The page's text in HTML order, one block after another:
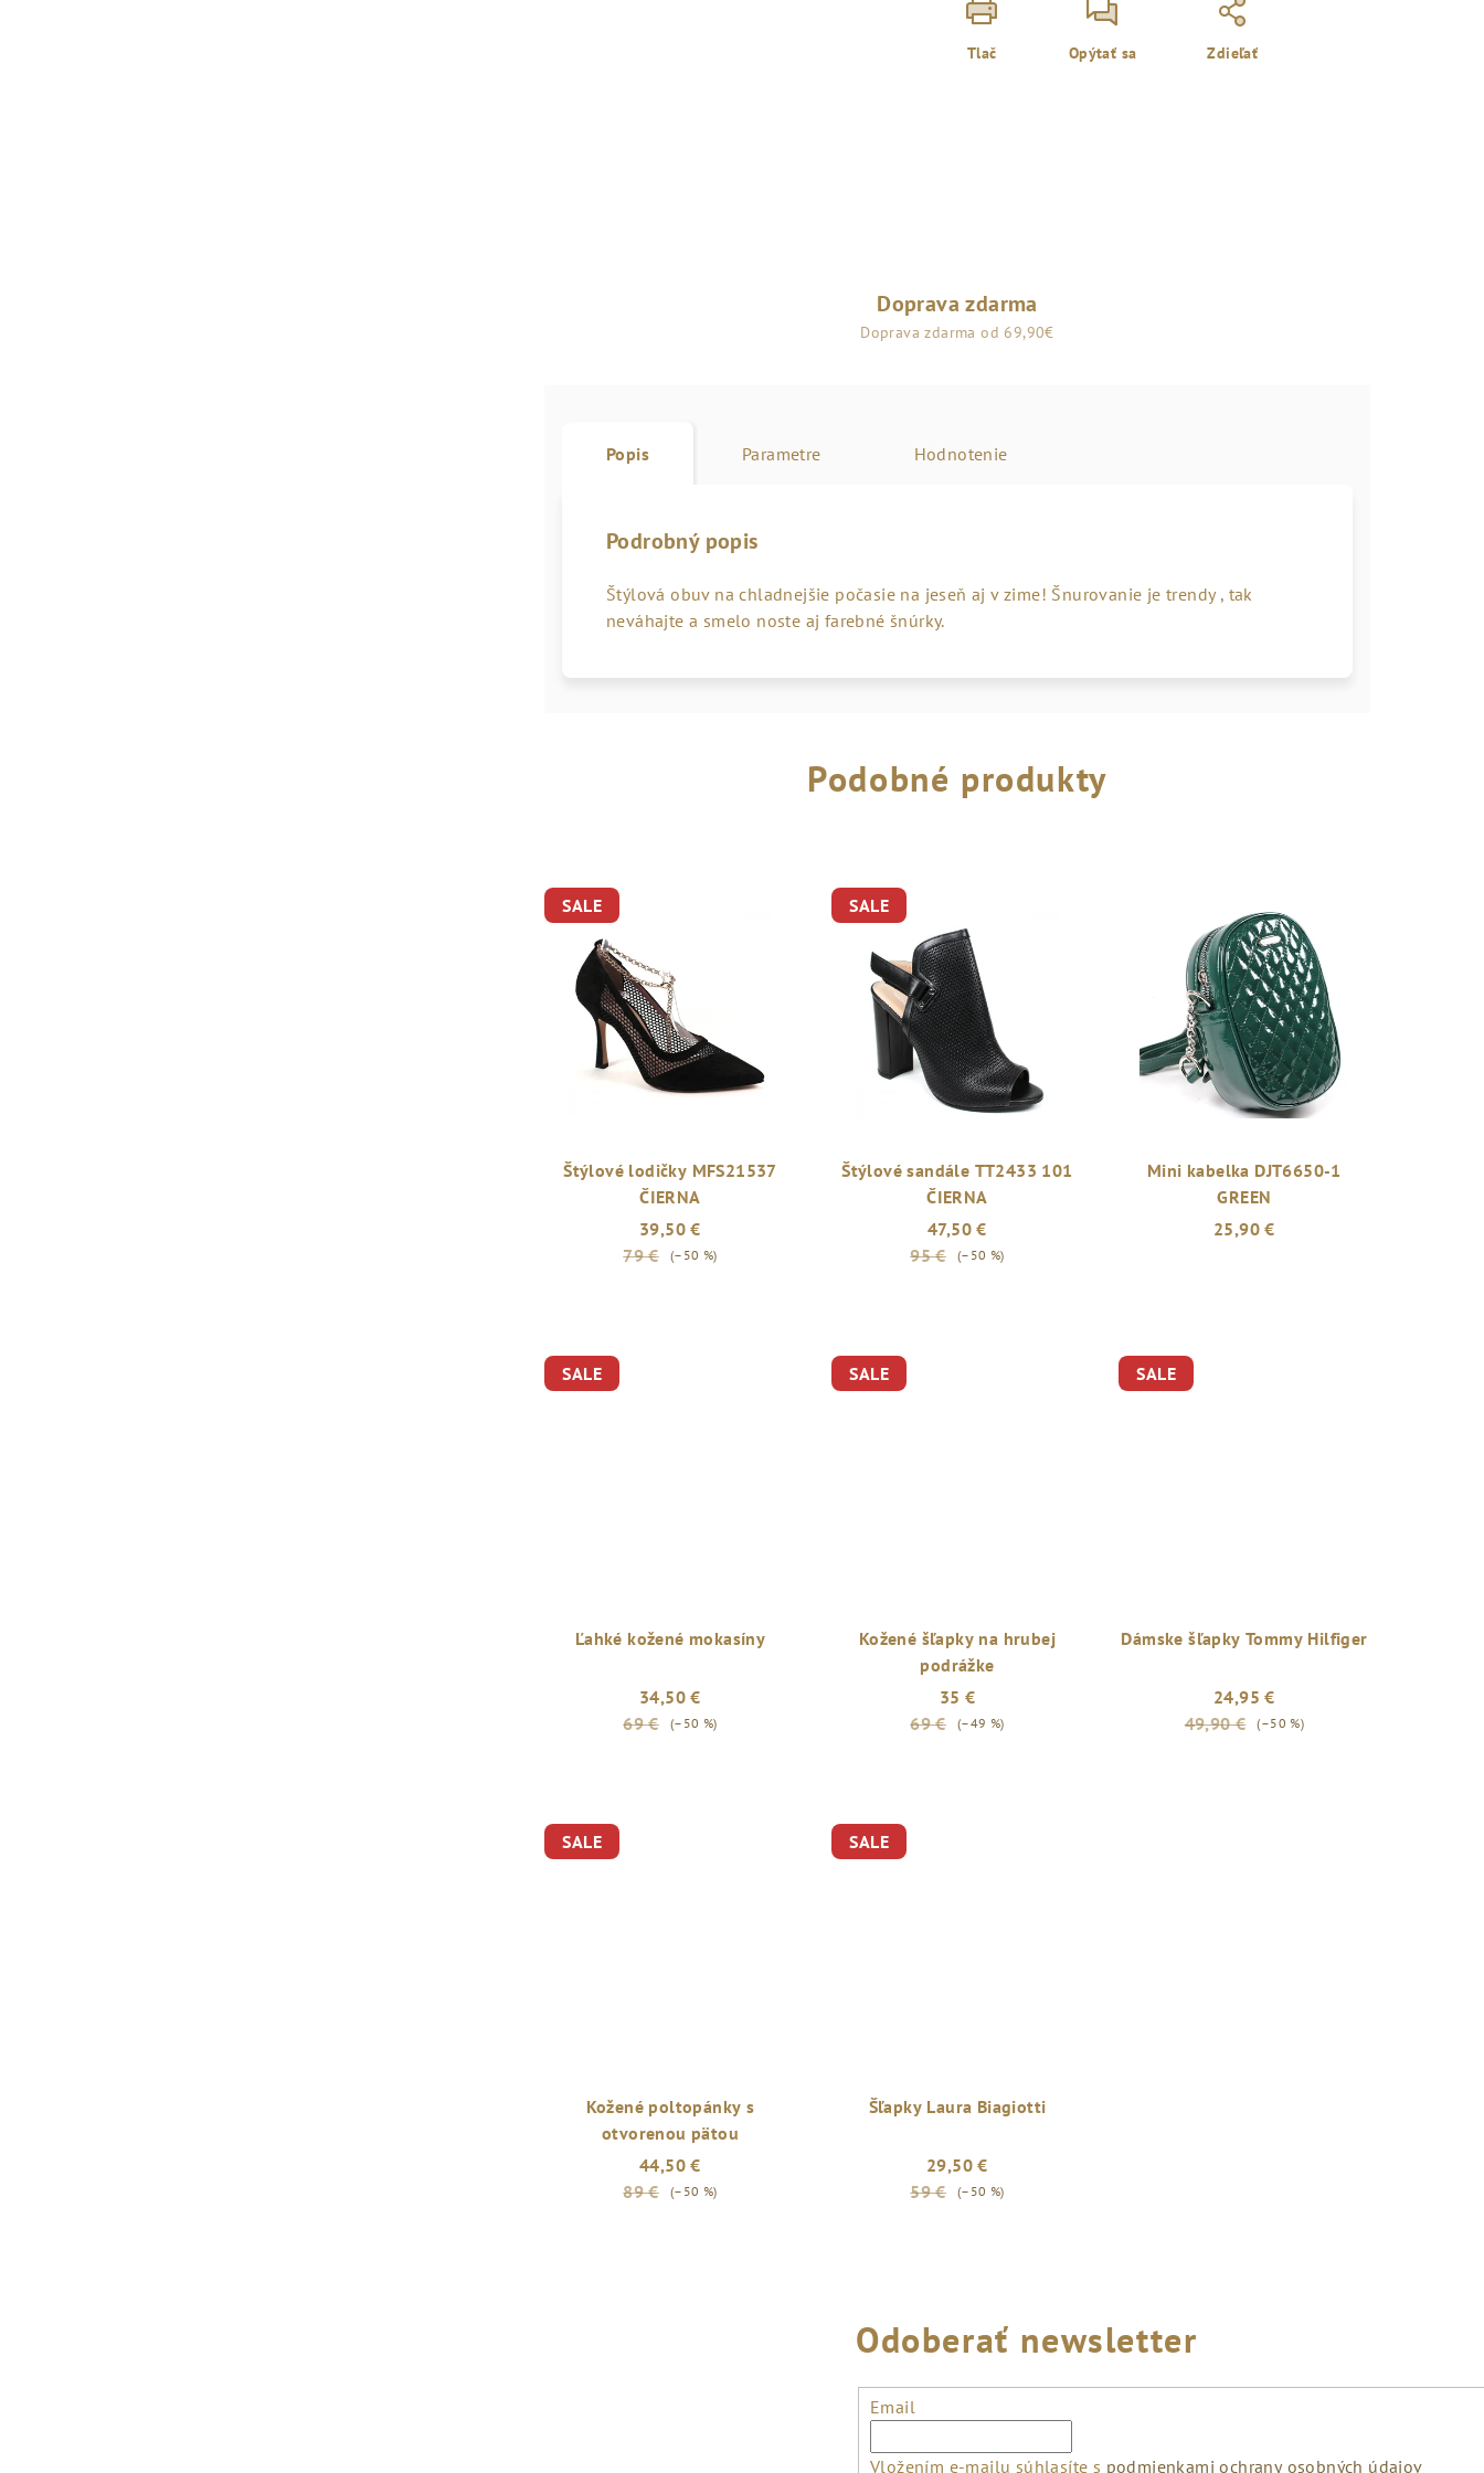
Tlač Opýtať sa Zdieľať
Doprava zdarma
Doprava zdarma od 69,90€
Popis Parametre Hodnotenie
Podrobný popis
Štýlová obuv na chladnejšie počasie na jeseň aj v zime! Šnurovanie je trendy , tak
neváhajte a smelo noste aj farebné šnúrky.
Podobné produkty
SALE
Štýlové lodičky MFS21537
ČIERNA
39,50 €
79 €
(–50 %)
SALE
Štýlové sandále TT2433 101
ČIERNA
47,50 €
95 €
(–50 %)
Mini kabelka DJT6650-1
GREEN
25,90 €
SALE
Ľahké kožené mokasíny
34,50 €
69 €
(–50 %)
SALE
Kožené šľapky na hrubej
podrážke
35 €
69 €
(–49 %)
SALE
Dámske šľapky Tommy Hilfiger
24,95 €
49,90 €
(–50 %)
SALE
Kožené poltopánky s
otvorenou pätou
44,50 €
89 €
(–50 %)
SALE
Šľapky Laura Biagiotti
29,50 €
59 €
(–50 %)
Odoberať newsletter
Email
Vložením e-mailu súhlasíte s podmienkami ochrany osobných údajov